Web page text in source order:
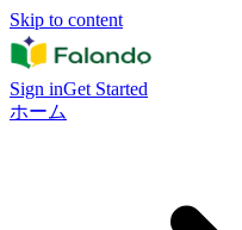
Skip to content
Sign inGet Started
ホーム